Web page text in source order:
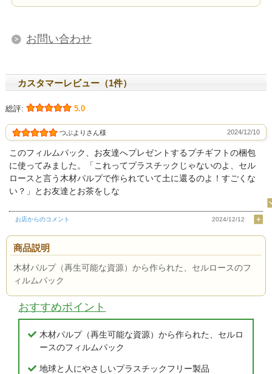
お問い合わせ
カスタマーレビュー（1件）
総評: 5.0
つぶよりさん様 2024/12/10
このフィルムパック、お友達へプレゼントするプチギフトの梱包
に使ってみました。「これってプラスチックじゃないのよ、セル
ロースと言う木材パルプで作られていて土に還るのよ！すごくな
い？」とお友達とお茶をしな
お店からのコメント 2024/12/12
商品説明
木材パルプ（再生可能な資源）から作られた、セルロースのフ
ィルムパック
おすすめポイント
木材パルプ（再生可能な資源）から作られた、セルロ
ースのフィルムパック
地球と人にやさしいプラスチックフリー製品